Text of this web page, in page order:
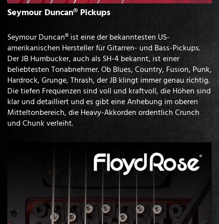
Seymour Duncan® Pickups
Seymour Duncan® ist eine der bekanntesten US-
amerikanischen Hersteller für Gitarren- und Bass-Pickups.
Der JB Humbucker, auch als SH-4 bekannt, ist einer
beliebtesten Tonabnehmer. Ob Blues, Country, Fusion, Punk,
Hardrock, Grunge, Thrash, der JB klingt immer genau richtig.
Die tiefen Frequenzen sind voll und kraftvoll, die Höhen sind
klar und detailliert und es gibt eine Anhebung im oberen
Mitteltonbereich, die Heavy-Akkorden ordentlich Crunch
und Chunk verleiht.